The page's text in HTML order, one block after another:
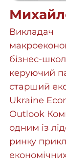
Викладач
бізнес-
керуючий
старший
Ukraine
Outlook
одним із
ринку